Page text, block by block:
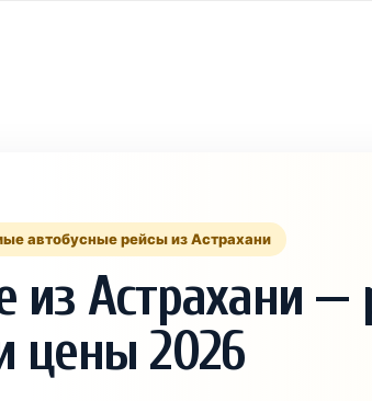
автобусные рейсы из Астрахани
Астрахани —
цены 2026